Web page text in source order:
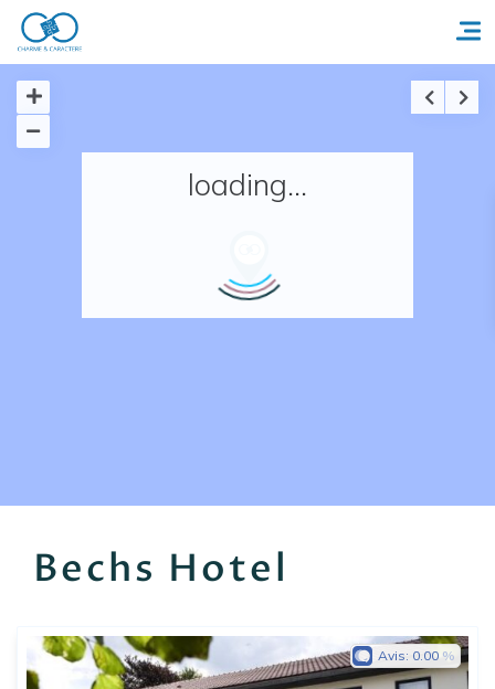
Accueil
loading...
Bechs Hotel
Avis: 0.00